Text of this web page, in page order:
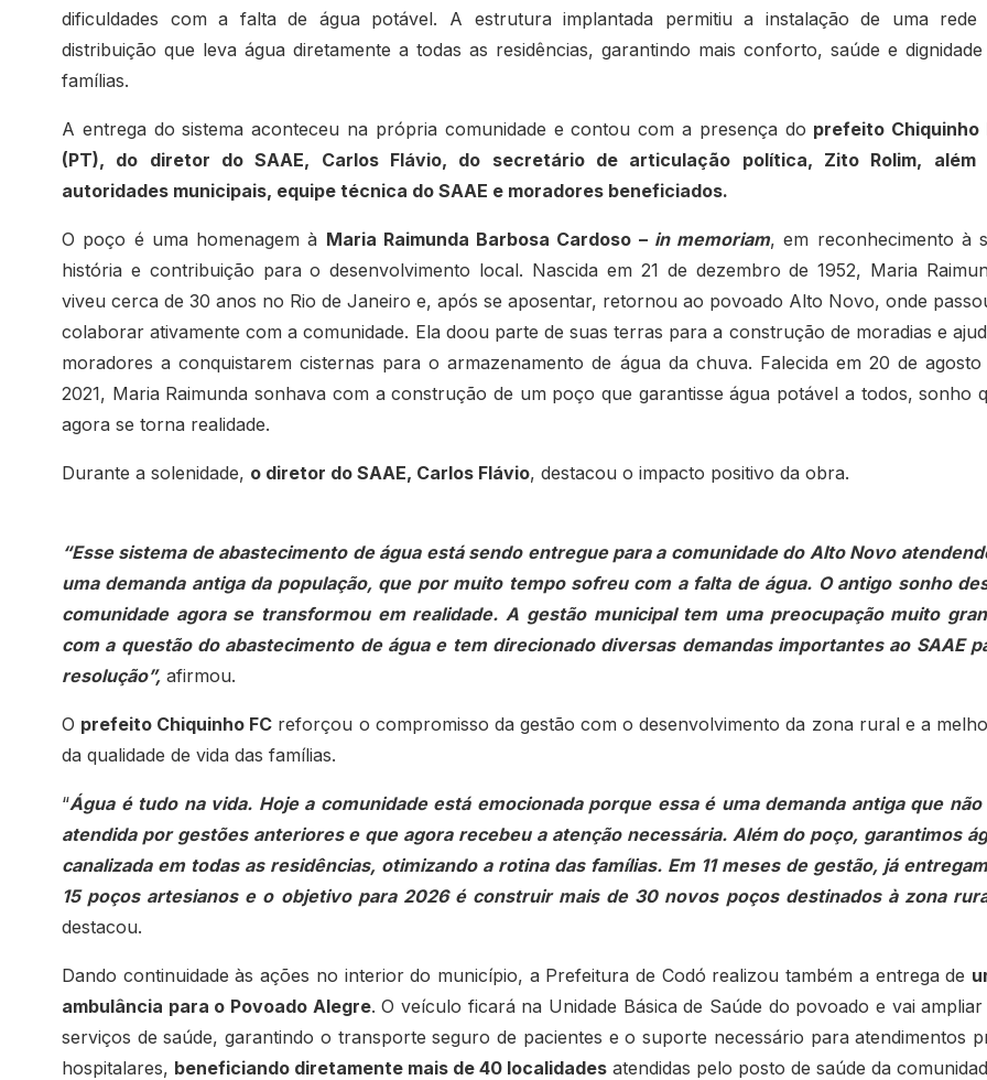
dificuldades com a falta de água potável. A estrutura implantada permitiu a instalação de uma rede
distribuição que leva água diretamente a todas as residências, garantindo mais conforto, saúde e dignidade
famílias.
A entrega do sistema aconteceu na própria comunidade e contou com a presença do prefeito Chiquinho
(PT), do diretor do SAAE, Carlos Flávio, do secretário de articulação política, Zito Rolim, além
autoridades municipais, equipe técnica do SAAE e moradores beneficiados.
O poço é uma homenagem à Maria Raimunda Barbosa Cardoso – in memoriam, em reconhecimento à
história e contribuição para o desenvolvimento local. Nascida em 21 de dezembro de 1952, Maria
viveu cerca de 30 anos no Rio de Janeiro e, após se aposentar, retornou ao povoado Alto Novo, onde
colaborar ativamente com a comunidade. Ela doou parte de suas terras para a construção de moradias e
moradores a conquistarem cisternas para o armazenamento de água da chuva. Falecida em 20 de agosto
2021, Maria Raimunda sonhava com a construção de um poço que garantisse água potável a todos, sonho
agora se torna realidade.
Durante a solenidade, o diretor do SAAE, Carlos Flávio, destacou o impacto positivo da obra.
“Esse sistema de abastecimento de água está sendo entregue para a comunidade do Alto Novo
uma demanda antiga da população, que por muito tempo sofreu com a falta de água. O antigo sonho
comunidade agora se transformou em realidade. A gestão municipal tem uma preocupação muito
com a questão do abastecimento de água e tem direcionado diversas demandas importantes ao SAAE
resolução”, afirmou.
O prefeito Chiquinho FC reforçou o compromisso da gestão com o desenvolvimento da zona rural e a
da qualidade de vida das famílias.
“Água é tudo na vida. Hoje a comunidade está emocionada porque essa é uma demanda antiga que não
atendida por gestões anteriores e que agora recebeu a atenção necessária. Além do poço, garantimos
canalizada em todas as residências, otimizando a rotina das famílias. Em 11 meses de gestão, já
15 poços artesianos e o objetivo para 2026 é construir mais de 30 novos poços destinados à zona
destacou.
Dando continuidade às ações no interior do município, a Prefeitura de Codó realizou também a entrega de
ambulância para o Povoado Alegre. O veículo ficará na Unidade Básica de Saúde do povoado e vai ampliar
serviços de saúde, garantindo o transporte seguro de pacientes e o suporte necessário para atendimentos
hospitalares, beneficiando diretamente mais de 40 localidades atendidas pelo posto de saúde da